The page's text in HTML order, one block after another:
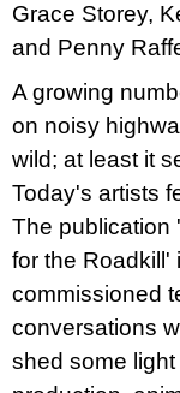
Grace Storey,
and Penny
A growing
on noisy
wild; at least it
Today's artists
The publication
for the Roadkill'
commissioned
conversations
shed some
VÝVAR
NEJEN
ROMSKÉ
RECEPTY
PRO
SNESITELNĚJŠÍ
KLIMA
300
Kč
Původně:
350
Kč